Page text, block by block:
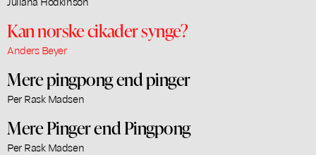
Kan norske cikader synge?
Anders Beyer
Mere pingpong end pinger
Per Rask Madsen
Mere Pinger end Pingpong
Per Rask Madsen